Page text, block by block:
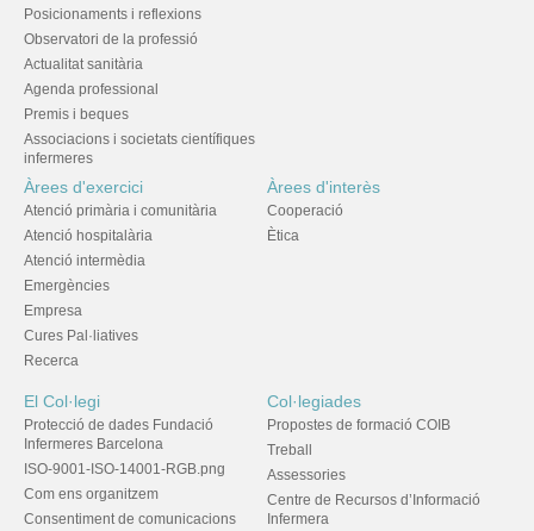
Posicionaments i reflexions
Observatori de la professió
Actualitat sanitària
Agenda professional
Premis i beques
Associacions i societats científiques
infermeres
Àrees d'exercici
Atenció primària i comunitària
Atenció hospitalària
Atenció intermèdia
Emergències
Empresa
Cures Pal·liatives
Recerca
Àrees d'interès
Cooperació
Ètica
El Col·legi
Protecció de dades Fundació
Infermeres Barcelona
ISO-9001-ISO-14001-RGB.png
Com ens organitzem
Consentiment de comunicacions
Col·legiades
Propostes de formació COIB
Treball
Assessories
Centre de Recursos d’Informació
Infermera